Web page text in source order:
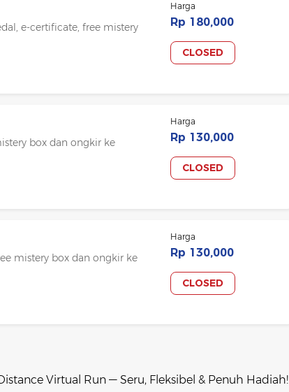
e-certificate, free mistery
Harga
Rp 180,000
CLOSED
box dan ongkir ke
Harga
Rp 130,000
CLOSED
mistery box dan ongkir ke
Harga
Rp 130,000
CLOSED
Virtual Run — Seru, Fleksibel & Penuh Hadiah!